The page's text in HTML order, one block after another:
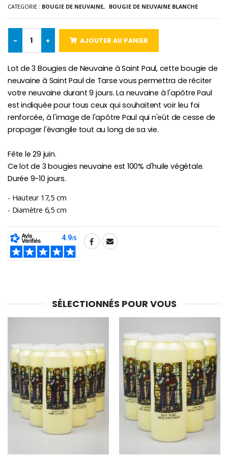
€9.90
€4.90 €23.00
CATEGORIE : BOUGIE DE NEUVAINE, BOUGIE DE NEUVAINE BLANCHE
- + AJOUTER AU PANIER
Lot de 3 Bougies de Neuvaine à Saint Paul, cette bougie de
neuvaine à Saint Paul de Tarse vous permettra de réciter
votre neuvaine durant 9 jours. La neuvaine à l'apôtre Paul
est indiquée pour tous ceux qui souhaitent voir leu foi
renforcée, à l'image de l'apôtre Paul qui n'eût de cesse de
propager l'évangile tout au long de sa vie.
Fête le 29 juin.
Ce lot de 3 bougies neuvaine est 100% d'huile végétale.
Durée 9-10 jours.
- Hauteur 17,5 cm
- Diamètre 6,5 cm
SHARE:
SÉLECTIONNÉS POUR VOUS